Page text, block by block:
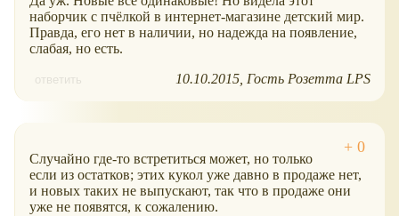
наборчик с пчёлкой в интернет-магазине детский мир.
Правда, его нет в наличии, но надежда на появление,
слабая, но есть.
ответить 10.10.2015 Гость Розетта LPS
Случайно где-то встретиться может, но только
если из остатков; этих кукол уже давно в продаже нет,
и новых таких не выпускают, так что в продаже они
уже не появятся, к сожалению.